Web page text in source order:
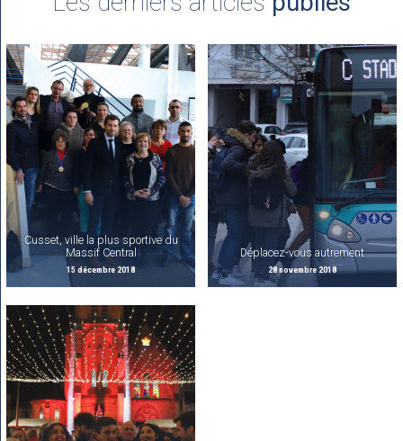
Cusset, ville la plus sportive du
Massif Central
15 décembre 2018
Déplacez-vous autrement
28 novembre 2018